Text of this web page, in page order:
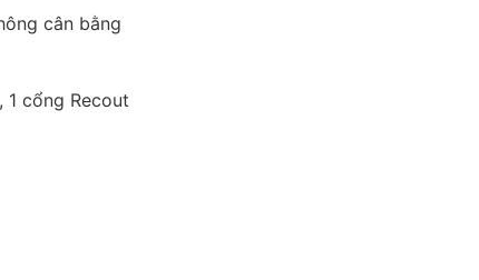
cân bằng
cổng Recout